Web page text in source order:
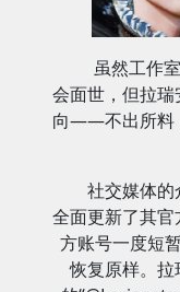
虽然工作
会面世，但拉
向——不出所料
社交媒体
全面更新了其
方账号一度短
恢复原样。